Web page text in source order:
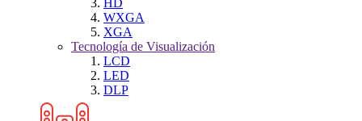
WXGA
XGA
Tecnología de Visualización
LCD
LED
DLP